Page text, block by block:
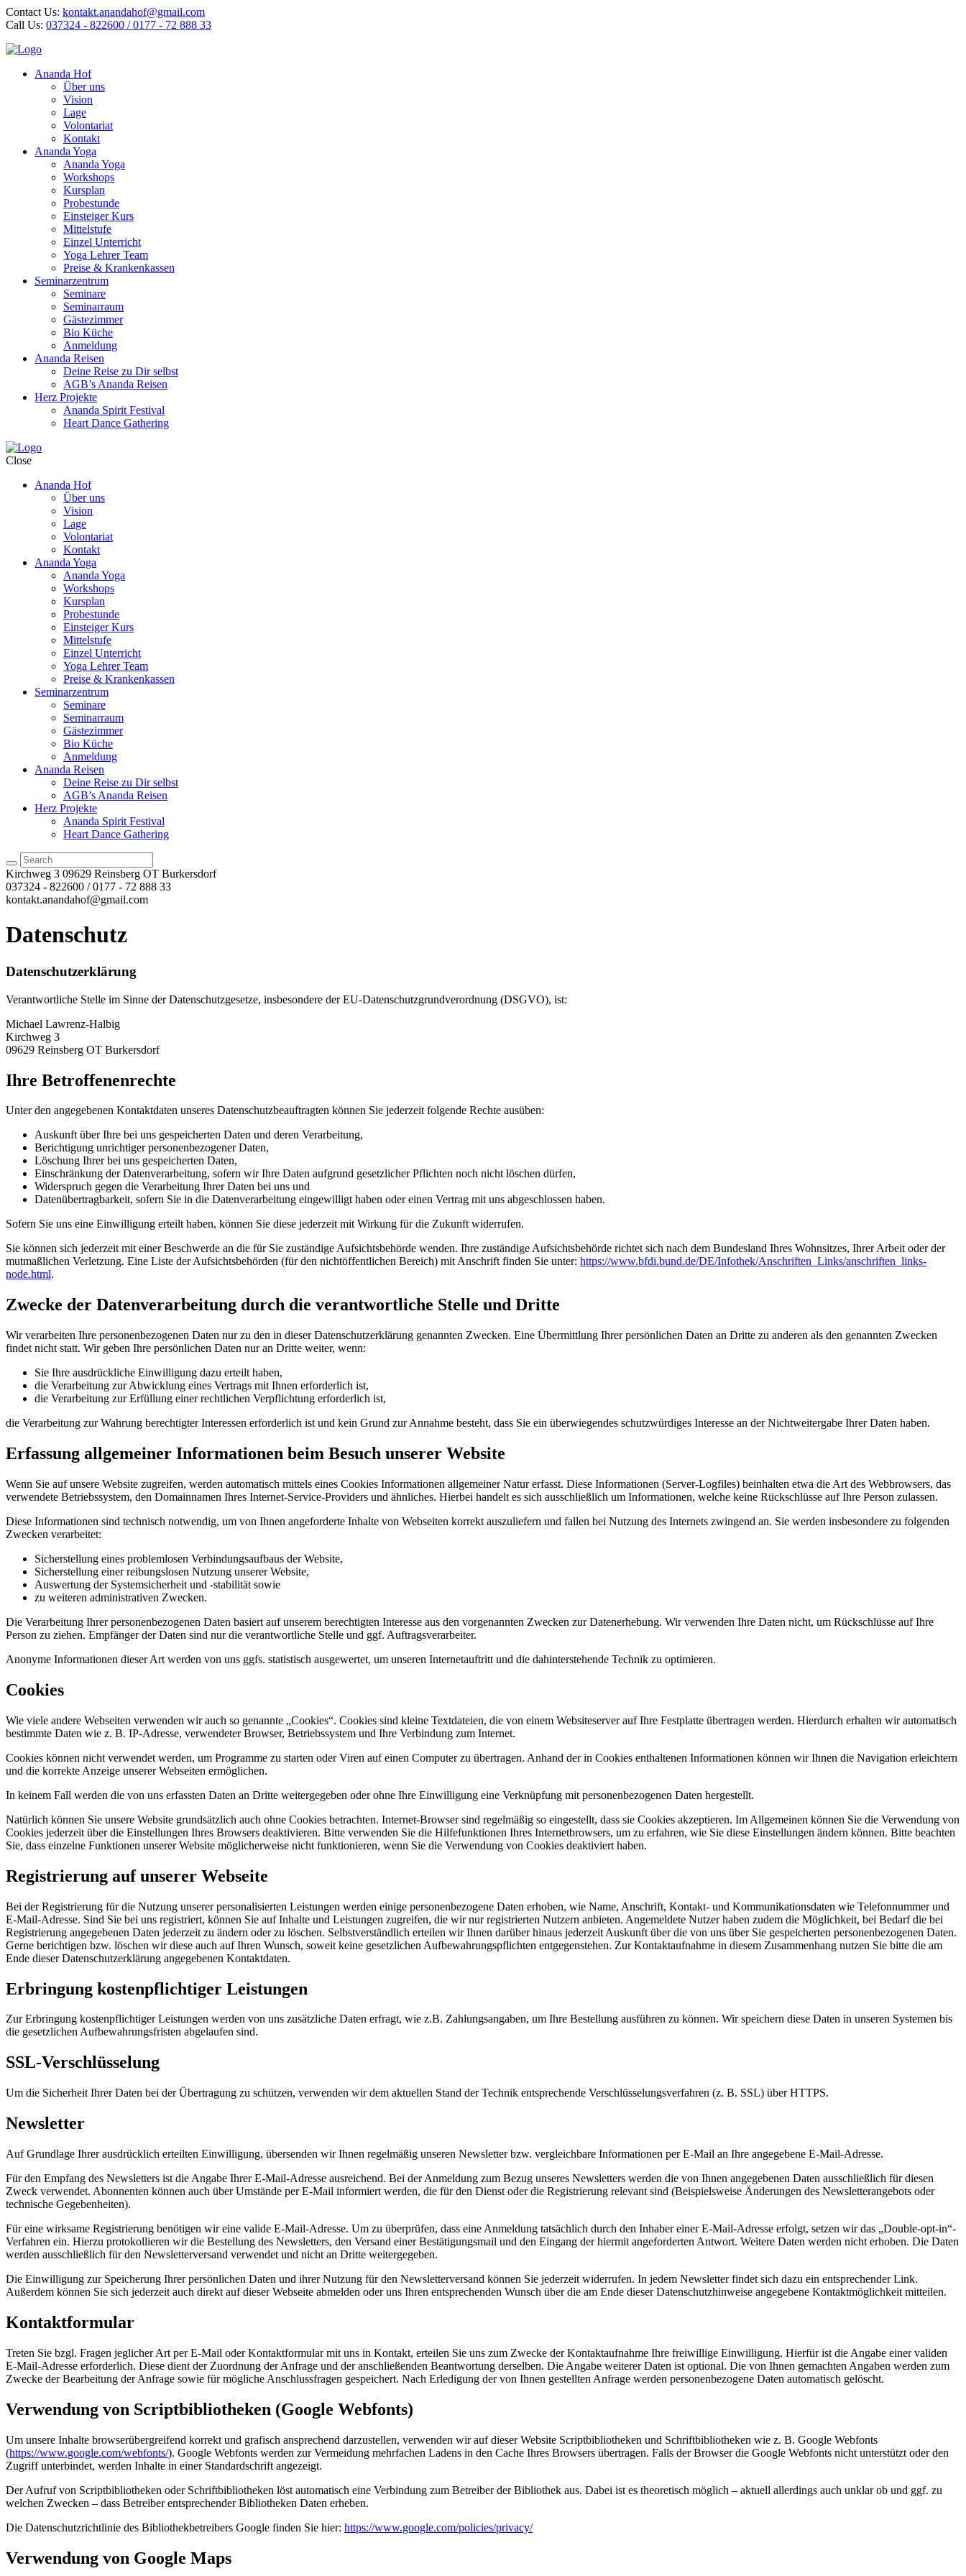
Contact Us: kontakt.anandahof@gmail.com
Call Us: 037324 - 822600 / 0177 - 72 888 33
Ananda Hof
Über uns
Vision
Lage
Volontariat
Kontakt
Ananda Yoga
Ananda Yoga
Workshops
Kursplan
Probestunde
Einsteiger Kurs
Mittelstufe
Einzel Unterricht
Yoga Lehrer Team
Preise & Krankenkassen
Seminarzentrum
Seminare
Seminarraum
Gästezimmer
Bio Küche
Anmeldung
Ananda Reisen
Deine Reise zu Dir selbst
AGB’s Ananda Reisen
Herz Projekte
Ananda Spirit Festival
Heart Dance Gathering
Close
Ananda Hof
Über uns
Vision
Lage
Volontariat
Kontakt
Ananda Yoga
Ananda Yoga
Workshops
Kursplan
Probestunde
Einsteiger Kurs
Mittelstufe
Einzel Unterricht
Yoga Lehrer Team
Preise & Krankenkassen
Seminarzentrum
Seminare
Seminarraum
Gästezimmer
Bio Küche
Anmeldung
Ananda Reisen
Deine Reise zu Dir selbst
AGB’s Ananda Reisen
Herz Projekte
Ananda Spirit Festival
Heart Dance Gathering
Kirchweg 3 09629 Reinsberg OT Burkersdorf
037324 - 822600 / 0177 - 72 888 33
kontakt.anandahof@gmail.com
Datenschutz
Datenschutzerklärung
Verantwortliche Stelle im Sinne der Datenschutzgesetze, insbesondere der EU-Datenschutzgrundverordnung (DSGVO), ist:
Michael Lawrenz-Halbig
Kirchweg 3
09629 Reinsberg OT Burkersdorf
Ihre Betroffenenrechte
Unter den angegebenen Kontaktdaten unseres Datenschutzbeauftragten können Sie jederzeit folgende Rechte ausüben:
Auskunft über Ihre bei uns gespeicherten Daten und deren Verarbeitung,
Berichtigung unrichtiger personenbezogener Daten,
Löschung Ihrer bei uns gespeicherten Daten,
Einschränkung der Datenverarbeitung, sofern wir Ihre Daten aufgrund gesetzlicher Pflichten noch nicht löschen dürfen,
Widerspruch gegen die Verarbeitung Ihrer Daten bei uns und
Datenübertragbarkeit, sofern Sie in die Datenverarbeitung eingewilligt haben oder einen Vertrag mit uns abgeschlossen haben.
Sofern Sie uns eine Einwilligung erteilt haben, können Sie diese jederzeit mit Wirkung für die Zukunft widerrufen.
Sie können sich jederzeit mit einer Beschwerde an die für Sie zuständige Aufsichtsbehörde wenden. Ihre zuständige Aufsichtsbehörde richtet sich nach dem Bundesland Ihres Wohnsitzes, Ihrer Arbeit oder der
mutmaßlichen Verletzung. Eine Liste der Aufsichtsbehörden (für den nichtöffentlichen Bereich) mit Anschrift finden Sie unter: https://www.bfdi.bund.de/DE/Infothek/Anschriften_Links/anschriften_links-
node.html.
Zwecke der Datenverarbeitung durch die verantwortliche Stelle und Dritte
Wir verarbeiten Ihre personenbezogenen Daten nur zu den in dieser Datenschutzerklärung genannten Zwecken. Eine Übermittlung Ihrer persönlichen Daten an Dritte zu anderen als den genannten Zwecken
findet nicht statt. Wir geben Ihre persönlichen Daten nur an Dritte weiter, wenn:
Sie Ihre ausdrückliche Einwilligung dazu erteilt haben,
die Verarbeitung zur Abwicklung eines Vertrags mit Ihnen erforderlich ist,
die Verarbeitung zur Erfüllung einer rechtlichen Verpflichtung erforderlich ist,
die Verarbeitung zur Wahrung berechtigter Interessen erforderlich ist und kein Grund zur Annahme besteht, dass Sie ein überwiegendes schutzwürdiges Interesse an der Nichtweitergabe Ihrer Daten haben.
Erfassung allgemeiner Informationen beim Besuch unserer Website
Wenn Sie auf unsere Website zugreifen, werden automatisch mittels eines Cookies Informationen allgemeiner Natur erfasst. Diese Informationen (Server-Logfiles) beinhalten etwa die Art des Webbrowsers, das
verwendete Betriebssystem, den Domainnamen Ihres Internet-Service-Providers und ähnliches. Hierbei handelt es sich ausschließlich um Informationen, welche keine Rückschlüsse auf Ihre Person zulassen.
Diese Informationen sind technisch notwendig, um von Ihnen angeforderte Inhalte von Webseiten korrekt auszuliefern und fallen bei Nutzung des Internets zwingend an. Sie werden insbesondere zu folgenden
Zwecken verarbeitet:
Sicherstellung eines problemlosen Verbindungsaufbaus der Website,
Sicherstellung einer reibungslosen Nutzung unserer Website,
Auswertung der Systemsicherheit und -stabilität sowie
zu weiteren administrativen Zwecken.
Die Verarbeitung Ihrer personenbezogenen Daten basiert auf unserem berechtigten Interesse aus den vorgenannten Zwecken zur Datenerhebung. Wir verwenden Ihre Daten nicht, um Rückschlüsse auf Ihre
Person zu ziehen. Empfänger der Daten sind nur die verantwortliche Stelle und ggf. Auftragsverarbeiter.
Anonyme Informationen dieser Art werden von uns ggfs. statistisch ausgewertet, um unseren Internetauftritt und die dahinterstehende Technik zu optimieren.
Cookies
Wie viele andere Webseiten verwenden wir auch so genannte „Cookies“. Cookies sind kleine Textdateien, die von einem Websiteserver auf Ihre Festplatte übertragen werden. Hierdurch erhalten wir automatisch
bestimmte Daten wie z. B. IP-Adresse, verwendeter Browser, Betriebssystem und Ihre Verbindung zum Internet.
Cookies können nicht verwendet werden, um Programme zu starten oder Viren auf einen Computer zu übertragen. Anhand der in Cookies enthaltenen Informationen können wir Ihnen die Navigation erleichtern
und die korrekte Anzeige unserer Webseiten ermöglichen.
In keinem Fall werden die von uns erfassten Daten an Dritte weitergegeben oder ohne Ihre Einwilligung eine Verknüpfung mit personenbezogenen Daten hergestellt.
Natürlich können Sie unsere Website grundsätzlich auch ohne Cookies betrachten. Internet-Browser sind regelmäßig so eingestellt, dass sie Cookies akzeptieren. Im Allgemeinen können Sie die Verwendung von
Cookies jederzeit über die Einstellungen Ihres Browsers deaktivieren. Bitte verwenden Sie die Hilfefunktionen Ihres Internetbrowsers, um zu erfahren, wie Sie diese Einstellungen ändern können. Bitte beachten
Sie, dass einzelne Funktionen unserer Website möglicherweise nicht funktionieren, wenn Sie die Verwendung von Cookies deaktiviert haben.
Registrierung auf unserer Webseite
Bei der Registrierung für die Nutzung unserer personalisierten Leistungen werden einige personenbezogene Daten erhoben, wie Name, Anschrift, Kontakt- und Kommunikationsdaten wie Telefonnummer und
E-Mail-Adresse. Sind Sie bei uns registriert, können Sie auf Inhalte und Leistungen zugreifen, die wir nur registrierten Nutzern anbieten. Angemeldete Nutzer haben zudem die Möglichkeit, bei Bedarf die bei
Registrierung angegebenen Daten jederzeit zu ändern oder zu löschen. Selbstverständlich erteilen wir Ihnen darüber hinaus jederzeit Auskunft über die von uns über Sie gespeicherten personenbezogenen Daten.
Gerne berichtigen bzw. löschen wir diese auch auf Ihren Wunsch, soweit keine gesetzlichen Aufbewahrungspflichten entgegenstehen. Zur Kontaktaufnahme in diesem Zusammenhang nutzen Sie bitte die am
Ende dieser Datenschutzerklärung angegebenen Kontaktdaten.
Erbringung kostenpflichtiger Leistungen
Zur Erbringung kostenpflichtiger Leistungen werden von uns zusätzliche Daten erfragt, wie z.B. Zahlungsangaben, um Ihre Bestellung ausführen zu können. Wir speichern diese Daten in unseren Systemen bis
die gesetzlichen Aufbewahrungsfristen abgelaufen sind.
SSL-Verschlüsselung
Um die Sicherheit Ihrer Daten bei der Übertragung zu schützen, verwenden wir dem aktuellen Stand der Technik entsprechende Verschlüsselungsverfahren (z. B. SSL) über HTTPS.
Newsletter
Auf Grundlage Ihrer ausdrücklich erteilten Einwilligung, übersenden wir Ihnen regelmäßig unseren Newsletter bzw. vergleichbare Informationen per E-Mail an Ihre angegebene E-Mail-Adresse.
Für den Empfang des Newsletters ist die Angabe Ihrer E-Mail-Adresse ausreichend. Bei der Anmeldung zum Bezug unseres Newsletters werden die von Ihnen angegebenen Daten ausschließlich für diesen
Zweck verwendet. Abonnenten können auch über Umstände per E-Mail informiert werden, die für den Dienst oder die Registrierung relevant sind (Beispielsweise Änderungen des Newsletterangebots oder
technische Gegebenheiten).
Für eine wirksame Registrierung benötigen wir eine valide E-Mail-Adresse. Um zu überprüfen, dass eine Anmeldung tatsächlich durch den Inhaber einer E-Mail-Adresse erfolgt, setzen wir das „Double-opt-in“-
Verfahren ein. Hierzu protokollieren wir die Bestellung des Newsletters, den Versand einer Bestätigungsmail und den Eingang der hiermit angeforderten Antwort. Weitere Daten werden nicht erhoben. Die Daten
werden ausschließlich für den Newsletterversand verwendet und nicht an Dritte weitergegeben.
Die Einwilligung zur Speicherung Ihrer persönlichen Daten und ihrer Nutzung für den Newsletterversand können Sie jederzeit widerrufen. In jedem Newsletter findet sich dazu ein entsprechender Link.
Außerdem können Sie sich jederzeit auch direkt auf dieser Webseite abmelden oder uns Ihren entsprechenden Wunsch über die am Ende dieser Datenschutzhinweise angegebene Kontaktmöglichkeit mitteilen.
Kontaktformular
Treten Sie bzgl. Fragen jeglicher Art per E-Mail oder Kontaktformular mit uns in Kontakt, erteilen Sie uns zum Zwecke der Kontaktaufnahme Ihre freiwillige Einwilligung. Hierfür ist die Angabe einer validen
E-Mail-Adresse erforderlich. Diese dient der Zuordnung der Anfrage und der anschließenden Beantwortung derselben. Die Angabe weiterer Daten ist optional. Die von Ihnen gemachten Angaben werden zum
Zwecke der Bearbeitung der Anfrage sowie für mögliche Anschlussfragen gespeichert. Nach Erledigung der von Ihnen gestellten Anfrage werden personenbezogene Daten automatisch gelöscht.
Verwendung von Scriptbibliotheken (Google Webfonts)
Um unsere Inhalte browserübergreifend korrekt und grafisch ansprechend darzustellen, verwenden wir auf dieser Website Scriptbibliotheken und Schriftbibliotheken wie z. B. Google Webfonts
(https://www.google.com/webfonts/). Google Webfonts werden zur Vermeidung mehrfachen Ladens in den Cache Ihres Browsers übertragen. Falls der Browser die Google Webfonts nicht unterstützt oder den
Zugriff unterbindet, werden Inhalte in einer Standardschrift angezeigt.
Der Aufruf von Scriptbibliotheken oder Schriftbibliotheken löst automatisch eine Verbindung zum Betreiber der Bibliothek aus. Dabei ist es theoretisch möglich – aktuell allerdings auch unklar ob und ggf. zu
welchen Zwecken – dass Betreiber entsprechender Bibliotheken Daten erheben.
Die Datenschutzrichtlinie des Bibliothekbetreibers Google finden Sie hier: https://www.google.com/policies/privacy/
Verwendung von Google Maps